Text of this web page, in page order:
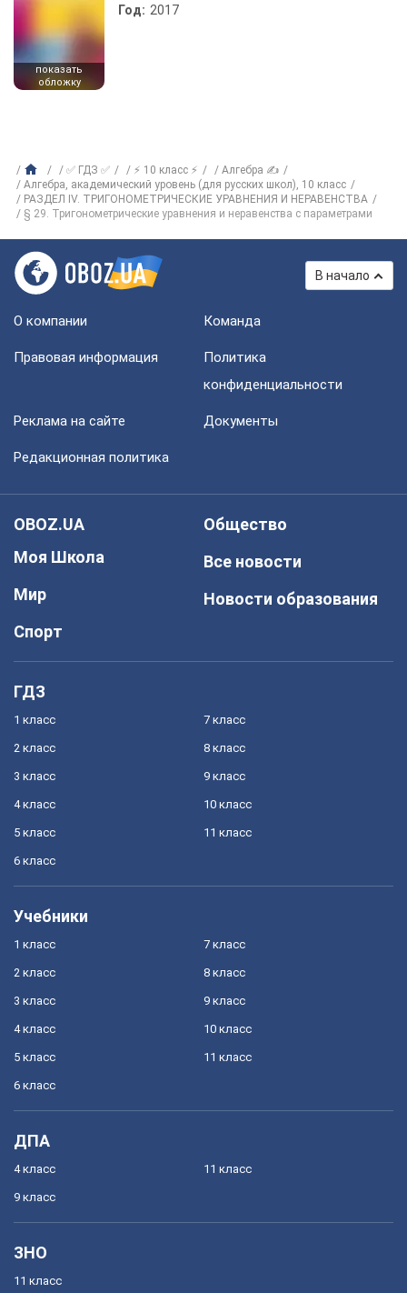
показать
обложку
Год: 2017
✅ ГДЗ ✅ ⚡ 10 класс ⚡
Алгебра ✍
Алгебра, академический уровень (для русских школ), 10 класс
РАЗДЕЛ IV. ТРИГОНОМЕТРИЧЕСКИЕ УРАВНЕНИЯ И НЕРАВЕНСТВА
§ 29. Тригонометрические уравнения и неравенства с параметрами
В начало
О компании Команда
Правовая информация
Политика
конфиденциальности
Реклама на сайте Документы
Редакционная политика
OBOZ.UA
Моя Школа
Мир
Спорт
Общество
Все новости
Новости образования
ГДЗ
1 класс
2 класс
3 класс
4 класс
5 класс
6 класс
7 класс
8 класс
9 класс
10 класс
11 класс
Учебники
1 класс
2 класс
3 класс
4 класс
5 класс
6 класс
7 класс
8 класс
9 класс
10 класс
11 класс
ДПА
4 класс
9 класс
11 класс
ЗНО
11 класс